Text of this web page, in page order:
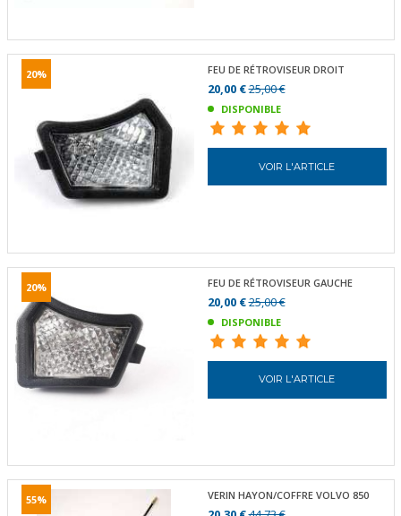
20% FEU DE RÉTROVISEUR DROIT
20,00 €25,00 €
DISPONIBLE
VOIR L'ARTICLE
20% FEU DE RÉTROVISEUR GAUCHE
20,00 €25,00 €
DISPONIBLE
VOIR L'ARTICLE
55% VERIN HAYON/COFFRE VOLVO 850